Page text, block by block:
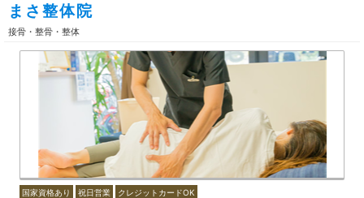
まさ整体院
接骨・整骨・整体
国家資格あり 祝日営業 クレジットカードOK